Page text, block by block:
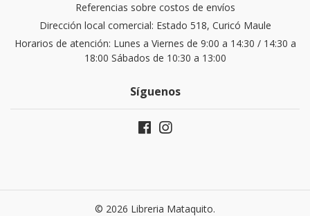
Referencias sobre costos de envíos
Dirección local comercial: Estado 518, Curicó Maule
Horarios de atención: Lunes a Viernes de 9:00 a 14:30 / 14:30 a
18:00 Sábados de 10:30 a 13:00
Síguenos
© 2026 Libreria Mataquito.